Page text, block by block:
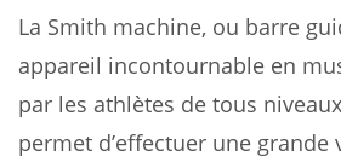
La Smith machine, ou barre
appareil incontournable en
par les athlètes de tous
permet d’effectuer une grande